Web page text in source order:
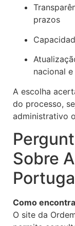
prazos
nacional
A escolha
do processo,
administrativo
Sobre
Como
O site da